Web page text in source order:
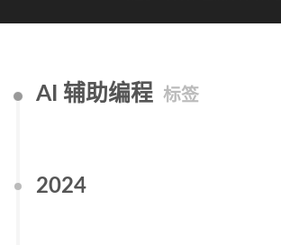
AI 辅助编程 标签
2024